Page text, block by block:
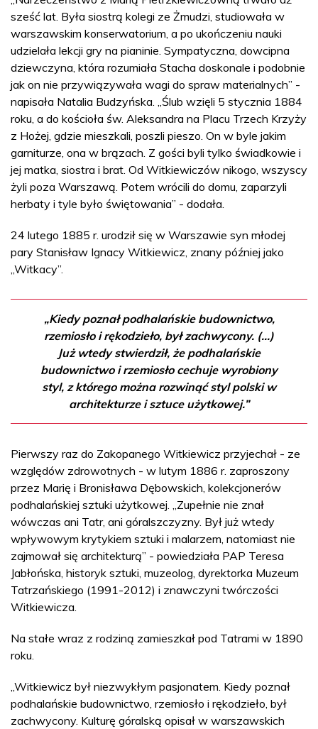
sześć lat. Była siostrą kolegi ze Żmudzi, studiowała w
warszawskim konserwatorium, a po ukończeniu nauki
udzielała lekcji gry na pianinie. Sympatyczna, dowcipna
dziewczyna, która rozumiała Stacha doskonale i podobnie
jak on nie przywiązywała wagi do spraw materialnych” -
napisała Natalia Budzyńska. „Ślub wzięli 5 stycznia 1884
roku, a do kościoła św. Aleksandra na Placu Trzech Krzyży
z Hożej, gdzie mieszkali, poszli pieszo. On w byle jakim
garniturze, ona w brązach. Z gości byli tylko świadkowie i
jej matka, siostra i brat. Od Witkiewiczów nikogo, wszyscy
żyli poza Warszawą. Potem wrócili do domu, zaparzyli
herbaty i tyle było świętowania” - dodała.
24 lutego 1885 r. urodził się w Warszawie syn młodej
pary Stanisław Ignacy Witkiewicz, znany później jako
„Witkacy”.
„Kiedy poznał podhalańskie budownictwo,
rzemiosło i rękodzieło, był zachwycony. (...)
Już wtedy stwierdził, że podhalańskie
budownictwo i rzemiosło cechuje wyrobiony
styl, z którego można rozwinąć styl polski w
architekturze i sztuce użytkowej.”
Pierwszy raz do Zakopanego Witkiewicz przyjechał - ze
względów zdrowotnych - w lutym 1886 r. zaproszony
przez Marię i Bronisława Dębowskich, kolekcjonerów
podhalańskiej sztuki użytkowej. „Zupełnie nie znał
wówczas ani Tatr, ani góralszczyzny. Był już wtedy
wpływowym krytykiem sztuki i malarzem, natomiast nie
zajmował się architekturą” - powiedziała PAP Teresa
Jabłońska, historyk sztuki, muzeolog, dyrektorka Muzeum
Tatrzańskiego (1991-2012) i znawczyni twórczości
Witkiewicza.
Na stałe wraz z rodziną zamieszkał pod Tatrami w 1890
roku.
„Witkiewicz był niezwykłym pasjonatem. Kiedy poznał
podhalańskie budownictwo, rzemiosło i rękodzieło, był
zachwycony. Kulturę góralską opisał w warszawskich